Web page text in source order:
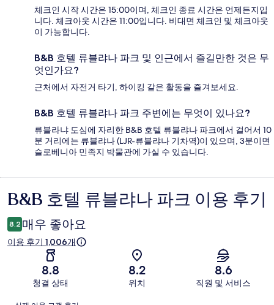
체크인 시작 시간은 15:00이며, 체크인 종료 시간은 언제든지입
니다. 체크아웃 시간은 11:00입니다. 비대면 체크인 및 체크아웃
이 가능합니다.
B&B 호텔 류블랴나 파크 및 인근에서 즐길만한 것은 무
엇인가요?
근처에서 자전거 타기, 하이킹 같은 활동을 즐겨보세요.
B&B 호텔 류블랴나 파크 주변에는 무엇이 있나요?
류블라냐 도심에 자리한 B&B 호텔 류블랴나 파크에서 걸어서 10
분 거리에는 류블랴나 (LJR-류블랴나 기차역)이 있으며, 3분이면
슬로베니아 민족지 박물관에 가실 수 있습니다.
이
용
후
B&B 호텔 류블랴나 파크 이용 후기
8.2 매우 좋아요
이용 후기 1,006개
8.8
청결 상태
8.2
위치
8.6
직원 및 서비스